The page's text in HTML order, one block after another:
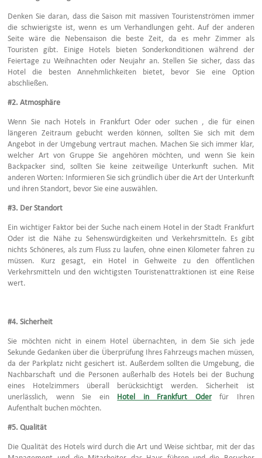
Denken Sie daran, dass die Saison mit massiven Touristenströmen immer
die schwierigste ist, wenn es um Verhandlungen geht. Auf der anderen
Seite wäre die Nebensaison die beste Zeit, da es mehr Zimmer als
Touristen gibt. Einige Hotels bieten Sonderkonditionen während der
Feiertage zu Weihnachten oder Neujahr an. Stellen Sie sicher, dass das
Hotel die besten Annehmlichkeiten bietet, bevor Sie eine Option
abschließen.
#2. Atmosphäre
Wenn Sie nach Hotels in Frankfurt Oder oder suchen , die für einen
längeren Zeitraum gebucht werden können, sollten Sie sich mit dem
Angebot in der Umgebung vertraut machen. Machen Sie sich immer klar,
welcher Art von Gruppe Sie angehören möchten, und wenn Sie kein
Backpacker sind, sollten Sie keine zeitweilige Unterkunft suchen. Mit
anderen Worten: Informieren Sie sich gründlich über die Art der Unterkunft
und ihren Standort, bevor Sie eine auswählen.
#3. Der Standort
Ein wichtiger Faktor bei der Suche nach einem Hotel in der Stadt Frankfurt
Oder ist die Nähe zu Sehenswürdigkeiten und Verkehrsmitteln. Es gibt
nichts Schöneres, als zum Fluss zu laufen, ohne einen Kilometer fahren zu
müssen. Kurz gesagt, ein Hotel in Gehweite zu den öffentlichen
Verkehrsmitteln und den wichtigsten Touristenattraktionen ist eine Reise
wert.
#4.Sicherheit
Sie möchten nicht in einem Hotel übernachten, in dem Sie sich jede
Sekunde Gedanken über die Überprüfung Ihres Fahrzeugs machen müssen,
da der Parkplatz nicht gesichert ist. Außerdem sollten die Umgebung, die
Nachbarschaft und die Personen außerhalb des Hotels bei der Buchung
eines Hotelzimmers überall berücksichtigt werden. Sicherheit ist
unerlässlich, wenn Sie ein Hotel in Frankfurt Oder
für Ihren
Aufenthalt buchen möchten.
#5.Qualität
Die Qualität des Hotels wird durch die Art und Weise sichtbar, mit der das
Management und die Mitarbeiter das Haus führen und die Besucher